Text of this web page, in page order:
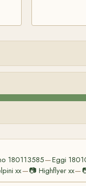
180113585—Eggi
xx—📷 Highflyer xx—